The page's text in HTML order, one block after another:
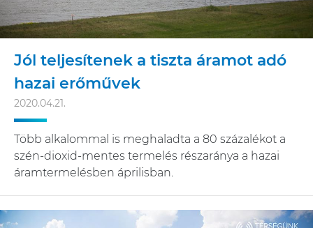
Jól teljesítenek a tiszta áramot adó
hazai erőművek
2020.04.21.
Több alkalommal is meghaladta a 80 százalékot a
szén-dioxid-mentes termelés részaránya a hazai
áramtermelésben áprilisban.